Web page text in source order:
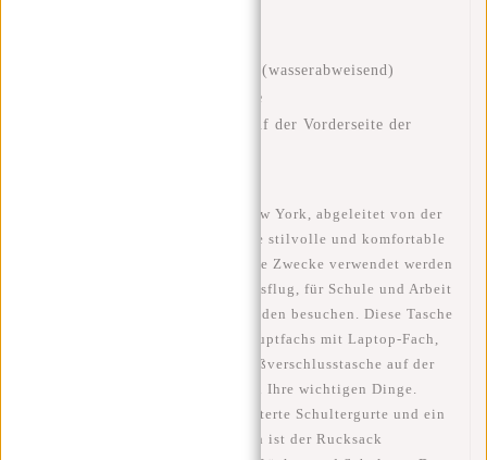
Material: 100% Polyurethan (wasserabweisend)
Hochwertige Reißverschlüsse
Sicher: Reflexionsstreifen auf der Vorderseite der
Die New Rebels Mart Rolltop New York, abgeleitet von der
klassischen Kuriertasche, ist eine stilvolle und komfortable
Tasche, die für viele verschiedene Zwecke verwendet werden
kann. Denken Sie an einen Skiausflug, für Schule und Arbeit
oder einfach nur, wenn Sie jemanden besuchen. Diese Tasche
bietet dank ihres geräumigen Hauptfachs mit Laptop-Fach,
einer Vordertasche und einer Reißverschlusstasche auf der
Innenseite genügend Platz für all Ihre wichtigen Dinge.
Außerdem verfügt er über gepolsterte Schultergurte und ein
gepolstertes Rückenteil. Dadurch ist der Rucksack